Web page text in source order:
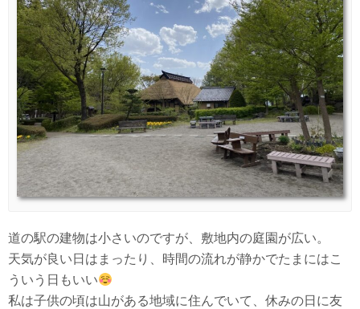
道の駅の建物は小さいのですが、敷地内の庭園が広い。
天気が良い日はまったり、時間の流れが静かでたまにはこ
ういう日もいい
私は子供の頃は山がある地域に住んでいて、休みの日に友